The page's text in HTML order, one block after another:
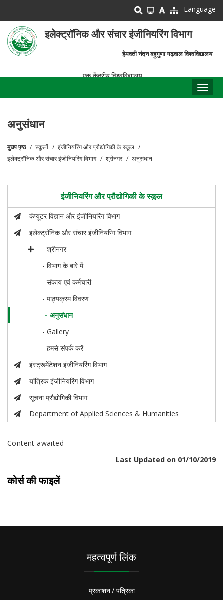
main
content
Language
इलेक्ट्रॉनिक और संचार इंजीनियरिंग विभाग
हेमवती नंदन बहुगुणा गढ़वाल विश्वविद्यालय
एक केंद्रीय विश्वविद्यालय
अनुसंधान
पग
मुख्य पृष्ठ स्कूलों
इंजीनियरिंग और प्रौद्योगिकी के स्कूल
इलेक्ट्रॉनिक और संचार इंजीनियरिंग विभाग
श्रीनगर अनुसंधान
इंजीनियरिंग और प्रौद्योगिकी के स्कूल
कंप्यूटर विज्ञान और इंजीनियरिंग विभाग
इलेक्ट्रॉनिक और संचार इंजीनियरिंग विभाग
- श्रीनगर
- विभाग के बारे में
- संकाय एवं कर्मचारी
- पाठ्यक्रम विवरण
- अनुसंधान
- Gallery
- हमसे संपर्क करें
इंस्ट्रूमेंटेशन इंजीनियरिंग विभाग
यांत्रिक इंजीनियरिंग विभाग
सूचना प्रौद्योगिकी विभाग
Department of Applied Sciences & Humanities
Content awaited
Last Updated on 01/10/2019
कोर्स की फाइलें
महत्वपूर्ण लिंक
प्रकाशन / पत्रिका